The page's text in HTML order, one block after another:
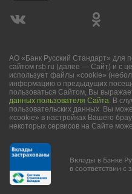
АО «Банк Русский Стандарт» для
сайтом rsb.ru (далее — Сайт) и с
использует файлы «cookie»
информацию о предыдущих
пользоваться Сайтом, Вы
данных пользователя Сайта. В
пользовательских данных Вы
«cookie» в настройках Вашего
некоторых сервисов на Сайте
Вклады в Банке
в соответствии с